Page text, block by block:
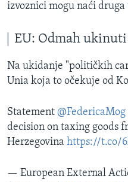
izvoznici mogu naći druga
EU: Odmah
Na ukidanje "političkih
Unia koja to očekuje od
Statement @FedericaMog
decision on taxing goods
Herzegovina https://t.co/
— European External